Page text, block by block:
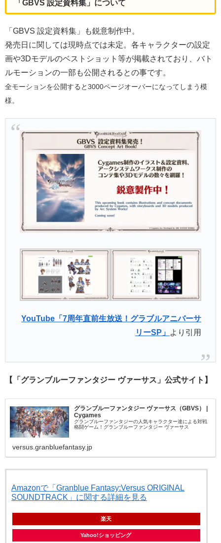
「GBVS 設定資料集」について
「GBVS 設定資料集」も鋭意制作中。
発売日に関しては現時点では未定。各キャラクターの設定
画や3Dモデルのベストショット等が掲載されており、バト
ルモーションの一部も公開されるとの事です。
全モーションを公開すると3000ページオーバーになってしまう模
様。
YouTube「7周年直前生放送！グラブルアニバーサ
リーSP」 より引用
【「グランブルーファンタジー ヴァーサス」公式サイト】
グランブルーファンタジー ヴァーサス（GBVS） |
Cygames
グランブルーファンタジーの人気キャラクター達による対戦
格闘ゲーム！グランブルーファンタジー ヴァーサス
versus.granbluefantasy.jp
Amazonで「Granblue Fantasy:Versus ORIGINAL
SOUNDTRACK」に関する詳細を見る
楽天
Yahoo!ショッピング